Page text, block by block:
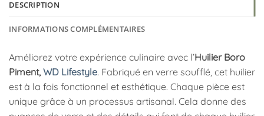
DESCRIPTION
INFORMATIONS COMPLÉMENTAIRES
Améliorez votre expérience culinaire avec l’Huilier Boro
Piment,WD Lifestyle. Fabriqué en verre soufflé, cet huilier
est à la fois fonctionnel et esthétique. Chaque pièce est
unique grâce à un processus artisanal. Cela donne des